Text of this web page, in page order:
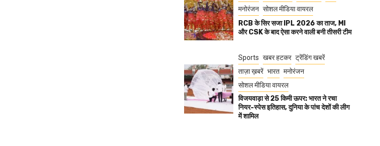
मनोरंजन सोशल मीडिया वायरल
RCB के सिर सजा IPL 2026 का ताज, MI
और CSK के बाद ऐसा करने वाली बनी तीसरी टीम
Sports खबर हटकर ट्रेंडिंग खबरें
ताज़ा ख़बरें भारत मनोरंजन
सोशल मीडिया वायरल
विजयवाड़ा से 25 किमी ऊपर: भारत ने रचा
नियर-स्पेस इतिहास, दुनिया के पांच देशों की लीग
में शामिल